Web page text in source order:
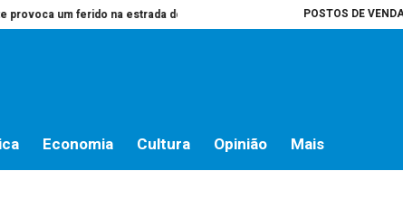
POSTOS DE
um ferido na estrada do campo Presidente da Assembleia é que
Economia Cultura Opinião Mais